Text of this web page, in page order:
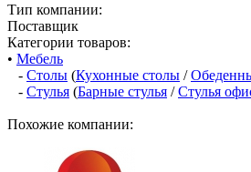
Тип компании:
Поставщик
Категории товаров:
• Мебель
- Столы (Кухонные столы /
- Стулья (Барные стулья /Стулья
Похожие компании: